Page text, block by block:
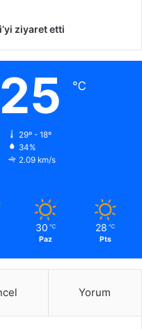
ziyaret etti
25 ℃
29º - 18º
34%
2.09 km/s
30 ℃
Paz
28 ℃
Pts
Yorum